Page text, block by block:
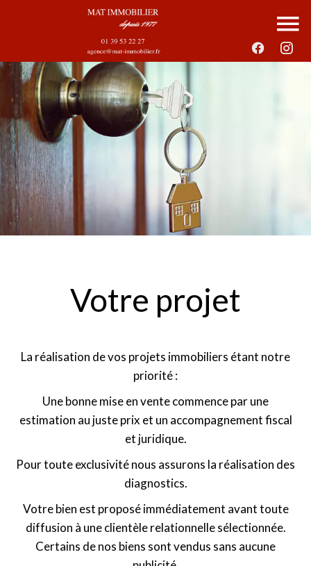
Votre projet
La réalisation de vos projets immobiliers étant notre
priorité :
Une bonne mise en vente commence par une
estimation au juste prix et un accompagnement fiscal
et juridique.
Pour toute exclusivité nous assurons la réalisation des
diagnostics.
Votre bien est proposé immédiatement avant toute
diffusion à une clientèle relationnelle sélectionnée.
Certains de nos biens sont vendus sans aucune